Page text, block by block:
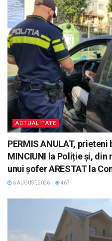
ACTUALITATE
PERMIS ANULAT,
MINCIUNI la Poliție și, din
unui șofer ARESTAT la
6 AUGUST, 2026 467